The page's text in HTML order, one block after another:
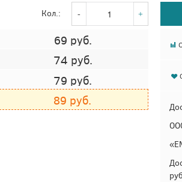
Кол.:
69 руб.
74 руб.
79 руб.
89 руб.